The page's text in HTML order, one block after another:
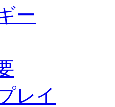
ー
レイ